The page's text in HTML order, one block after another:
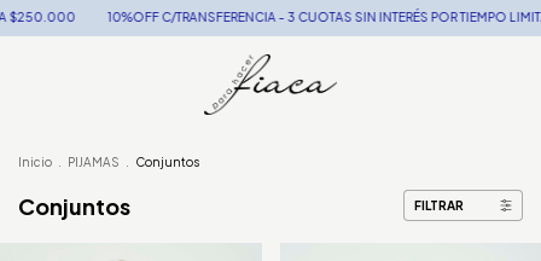
TRANSFERENCIA - 3 CUOTAS SIN INTERÉS POR TIEMPO LIMITADO - ENVÍOS GRATIS
Inicio PIJAMAS Conjuntos
Conjuntos FILTRAR